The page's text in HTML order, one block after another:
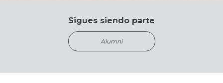
Sigues siendo parte
Alumni